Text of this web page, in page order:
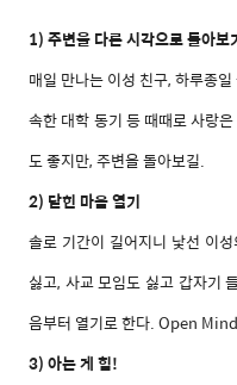
1) 주변을 다른 시각으로 돌아보
매일 만나는 이성 친구, 하루종
속한 대학 동기 등 때때로 사랑
도 좋지만, 주변을 돌아보길.
2) 닫힌 마음 열기
솔로 기간이 길어지니 낯선 이
싫고, 사교 모임도 싫고 갑자기
음부터 열기로 한다. Open
3) 아는 게 힘!